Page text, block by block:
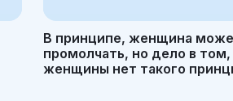
В принципе, женщина
промолчать, но дело в том,
женщины нет такого